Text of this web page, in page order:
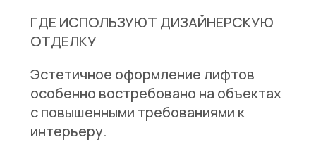
ГДЕ ИСПОЛЬЗУЮТ ДИЗАЙНЕРСКУЮ
ОТДЕЛКУ
Эстетичное оформление лифтов
особенно востребовано на объектах
с повышенными требованиями к
интерьеру.